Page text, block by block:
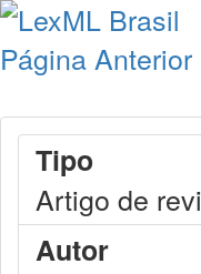
Página Anterior
Tipo
Artigo de
Autor